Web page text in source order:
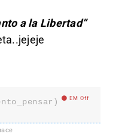
a la Libertad”
EM Off